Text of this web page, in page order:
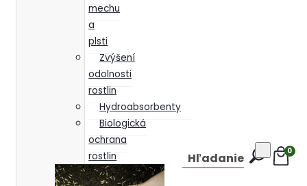
mechu
a
plsti
Zvýšení
odolnosti
rostlin
Hydroabsorbenty
Biologická
ochrana
rostlin
Hľadanie 0